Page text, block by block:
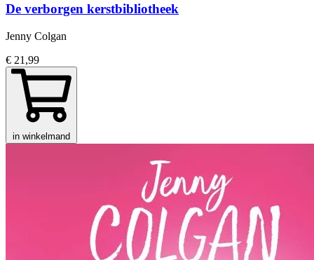
De verborgen kerstbibliotheek
Jenny Colgan
€ 21,99
in winkelmand